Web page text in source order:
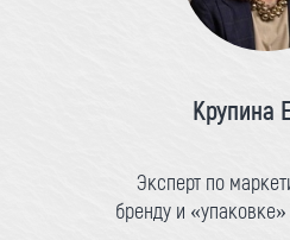
Крупина
Эксперт по
бренду и